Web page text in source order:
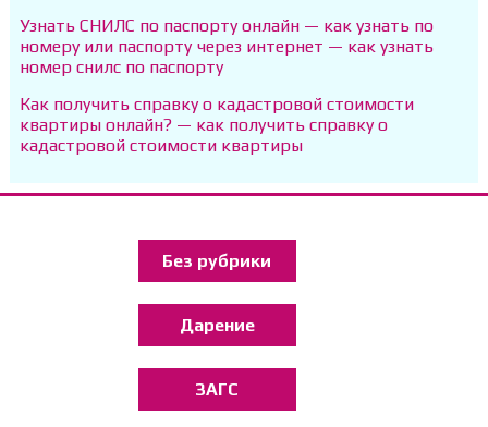
Узнать СНИЛС по паспорту онлайн — как узнать по
номеру или паспорту через интернет — как узнать
номер снилс по паспорту
Как получить справку о кадастровой стоимости
квартиры онлайн? — как получить справку о
кадастровой стоимости квартиры
Без рубрики
Дарение
ЗАГС